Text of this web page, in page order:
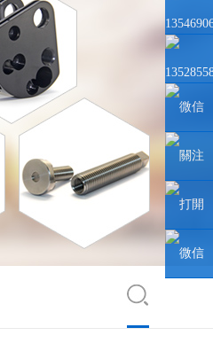
微信
聯係人
關注
微信公
眾號
打開
手機網
微信